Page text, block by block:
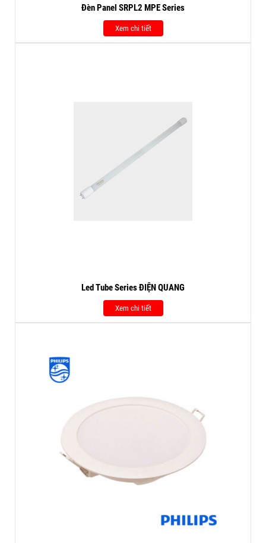
Đèn Panel SRPL2 MPE Series
Xem chi tiết
Led Tube Series ĐIỆN QUANG
Xem chi tiết